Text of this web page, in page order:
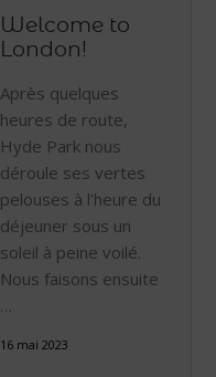
Welcome to
London!
Après quelques
heures de route,
Hyde Park nous
déroule ses vertes
pelouses à l’heure du
déjeuner sous un
soleil à peine voilé.
Nous faisons ensuite
…
16 mai 2023